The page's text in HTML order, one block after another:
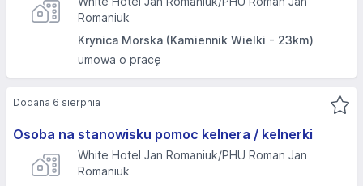
Romaniuk
Krynica Morska (Kamiennik Wielki - 23km)
umowa o pracę
Osoba na stanowisku pomoc kelnera / kelnerki
White Hotel Jan Romaniuk/PHU Roman Jan
Romaniuk
Dodana 6 sierpnia